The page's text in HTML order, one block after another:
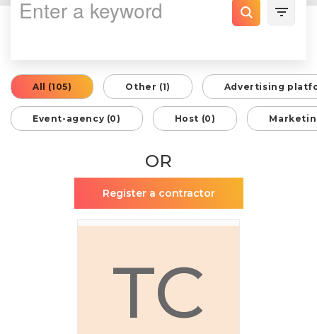
All (105) Other (1) Advertising
Event-agency (0) Host (0)
OR
Register a contractor
TC